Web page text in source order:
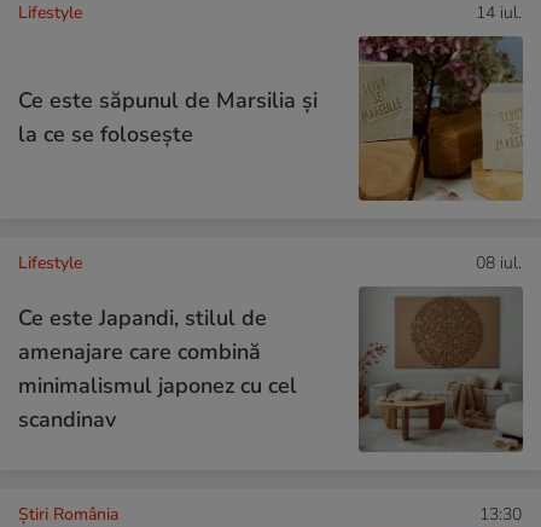
Lifestyle 14 iul.
Ce este săpunul de Marsilia și
la ce se folosește
Lifestyle 08 iul.
Ce este Japandi, stilul de
amenajare care combină
minimalismul japonez cu cel
scandinav
Știri România 13:30